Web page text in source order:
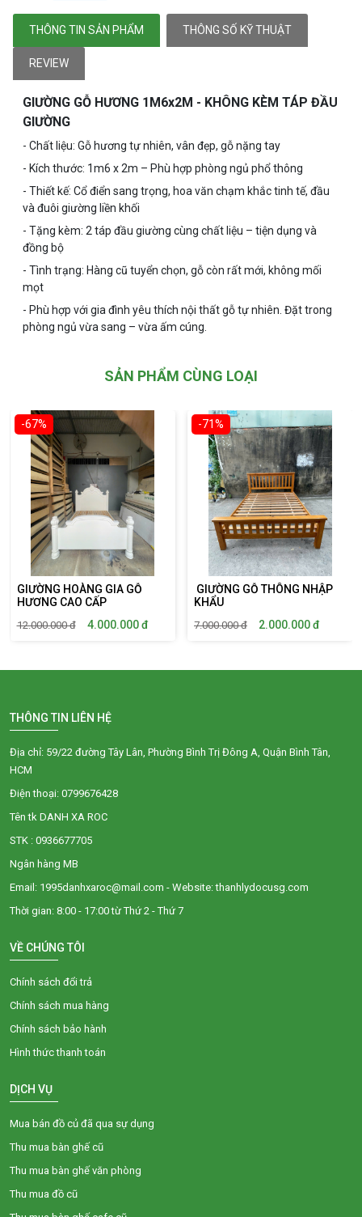
THÔNG TIN SẢN PHẨM THÔNG SỐ KỸ THUẬT
REVIEW
GIƯỜNG GỖ HƯƠNG 1M6x2M - KHÔNG KÈM TÁP ĐẦU
GIƯỜNG
- Chất liệu: Gỗ hương tự nhiên, vân đẹp, gỗ nặng tay
- Kích thước: 1m6 x 2m – Phù hợp phòng ngủ phổ thông
- Thiết kế: Cổ điển sang trọng, hoa văn chạm khắc tinh tế, đầu
và đuôi giường liền khối
- Tặng kèm: 2 táp đầu giường cùng chất liệu – tiện dụng và
đồng bộ
- Tình trạng: Hàng cũ tuyển chọn, gỗ còn rất mới, không mối
mọt
- Phù hợp với gia đình yêu thích nội thất gỗ tự nhiên. Đặt trong
phòng ngủ vừa sang – vừa ấm cúng.
SẢN PHẨM CÙNG LOẠI
-67%
GIƯỜNG HOÀNG GIA GỖ
HƯƠNG CAO CẤP
12.000.000đ 4.000.000đ
-71%
GIƯỜNG GỖ THÔNG NHẬP
KHẨU
7.000.000đ 2.000.000đ
THÔNG TIN LIÊN HỆ
Địa chỉ: 59/22 đường Tây Lân, Phường Bình Trị Đông A, Quận Bình Tân,
HCM
Điện thoại: 0799676428
Tên tk DANH XA ROC
STK : 0936677705
Ngân hàng MB
Email: 1995danhxaroc@mail.com - Website: thanhlydocusg.com
Thời gian: 8:00 - 17:00 từ Thứ 2 - Thứ 7
VỀ CHÚNG TÔI
Chính sách đổi trả
Chính sách mua hàng
Chính sách bảo hành
Hình thức thanh toán
DỊCH VỤ
Mua bán đồ củ đã qua sự dụng
Thu mua bàn ghế cũ
Thu mua bàn ghế văn phòng
Thu mua đồ cũ